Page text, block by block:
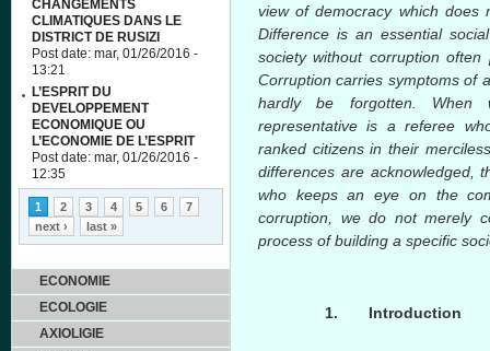
view of democracy which does
Difference is an essential
society without corruption
Corruption carries symptoms of
hardly be forgotten. When
representative is a referee
ranked citizens in their
differences are acknowledged,
who keeps an eye on the
corruption, we do not merely
process of building a specific
1. Introduction
CHANGEMENTS
CLIMATIQUES DANS LE
DISTRICT DE RUSIZI
Post date: mar, 01/26/2016 -
13:21
L’ESPRIT DU
DEVELOPPEMENT
ECONOMIQUE OU
L’ECONOMIE DE L’ESPRIT
Post date: mar, 01/26/2016 -
12:35
Pages
1 2 3 4 5 6
7
next ›
last »
ECONOMIE
ECOLOGIE
AXIOLIGIE